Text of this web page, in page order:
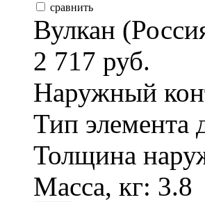
сравнить
Вулкан
2 717 руб.
Наружный
Тип элемента
Толщина
Масса, кг: 3.8